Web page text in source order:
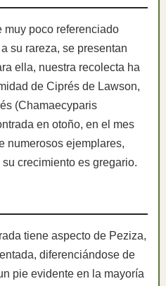
muy poco referenciado
su rareza, se presentan
ella, nuestra recolecta ha
de Ciprés de Lawson,
(Chamaecyparis
en otoño, en el mes
numerosos ejemplares,
crecimiento es gregario.
tiene aspecto de Peziza,
diferenciándose de
pie evidente en la mayoría